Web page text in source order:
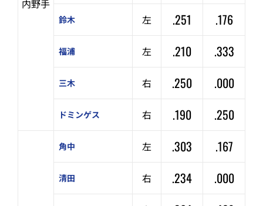
内野手
鈴木 左 .251 .176
福浦 左 .210 .333
三木 右 .250 .000
ドミンゲス 右 .190 .250
角中 左 .303 .167
清田 右 .234 .000